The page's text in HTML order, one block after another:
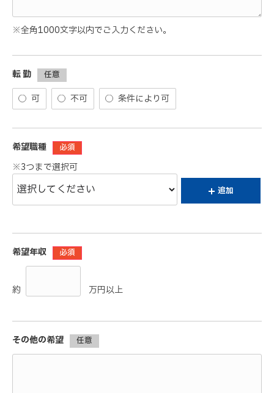
※全角1000文字以内でご入力ください。
転 勤 任意
可 不可 条件により可
希望職種 必須
※3つまで選択可
追加
希望年収 必須
約 万円以上
その他の希望 任意